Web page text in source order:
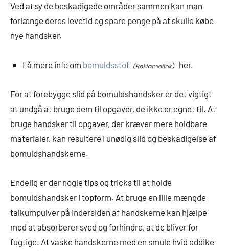
Ved at sy de beskadigede områder sammen kan man
forlænge deres levetid og spare penge på at skulle købe
nye handsker.
Få mere info om bomuldsstof her.
For at forebygge slid på bomuldshandsker er det vigtigt
at undgå at bruge dem til opgaver, de ikke er egnet til. At
bruge handsker til opgaver, der kræver mere holdbare
materialer, kan resultere i unødig slid og beskadigelse af
bomuldshandskerne.
Endelig er der nogle tips og tricks til at holde
bomuldshandsker i topform. At bruge en lille mængde
talkumpulver på indersiden af handskerne kan hjælpe
med at absorberer sved og forhindre, at de bliver for
fugtige. At vaske handskerne med en smule hvid eddike